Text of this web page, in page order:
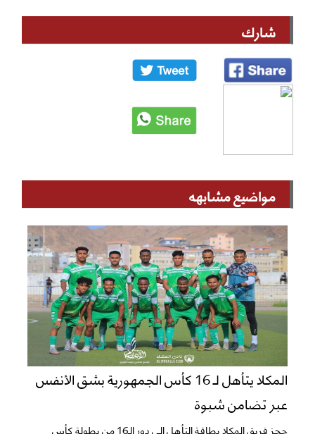
شارك
مواضيع مشابهه
المكلا يتأهل لـ 16 كأس الجمهورية بشق الأنفس
عبر تضامن شبوة
حجز فريق المكلا بطاقة التأهل إلى دور الـ16 من بطولة كأس